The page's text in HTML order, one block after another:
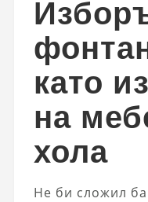
като
на
хола
Не би сложил